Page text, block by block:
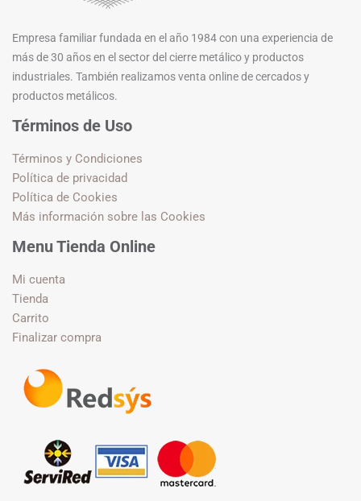
Empresa familiar fundada en el año 1984 con una experiencia de
más de 30 años en el sector del cierre metálico y productos
industriales. También realizamos venta online de cercados y
productos metálicos.
Términos de Uso
Términos y Condiciones
Política de privacidad
Política de Cookies
Más información sobre las Cookies
Menu Tienda Online
Mi cuenta
Tienda
Carrito
Finalizar compra